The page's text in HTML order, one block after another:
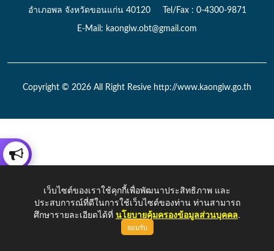
อำเภอพล จังหวัดขอนแก่น 40120 Tel/Fax : 0-4300-9871
E-Mail: kaongiw.obt@gmail.com
Copyright © 2026 All Right Resive http://www.kaongiw.go.th
เว็บไซต์ของเราใช้คุกกี้เพื่อพัฒนาประสิทธิภาพ และ
ประสบการณ์ที่ดีในการใช้เว็บไซต์ของท่าน ท่านสามารถ
ศึกษารายละเอียดได้ที่ นโยบายคุ้มครองข้อมูลส่วนบุคคล.
ยอมรับ